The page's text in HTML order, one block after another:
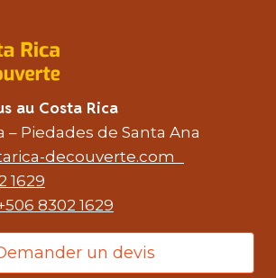
au Costa Rica
– Piedades de Santa Ana
decouverte.com
1629
8302 1629
un devis